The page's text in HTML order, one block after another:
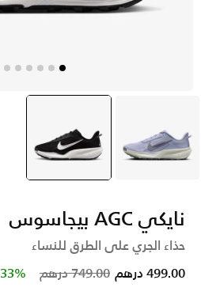
رمادي selected
أسود
نايكي AGC بيجاسوس
حذاء الجري على الطرق للنساء
Price reduced from
749.00 درهم to 499.00 درهم 33% خصم